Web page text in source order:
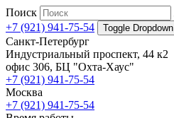
Поиск
+7 (921) 941-75-54
Toggle Dropdown
Санкт-Петербург
Индустриальный проспект, 44 к2
офис 306, БЦ "Охта-Хаус"
+7 (921) 941-75-54
Москва
+7 (921) 941-75-54